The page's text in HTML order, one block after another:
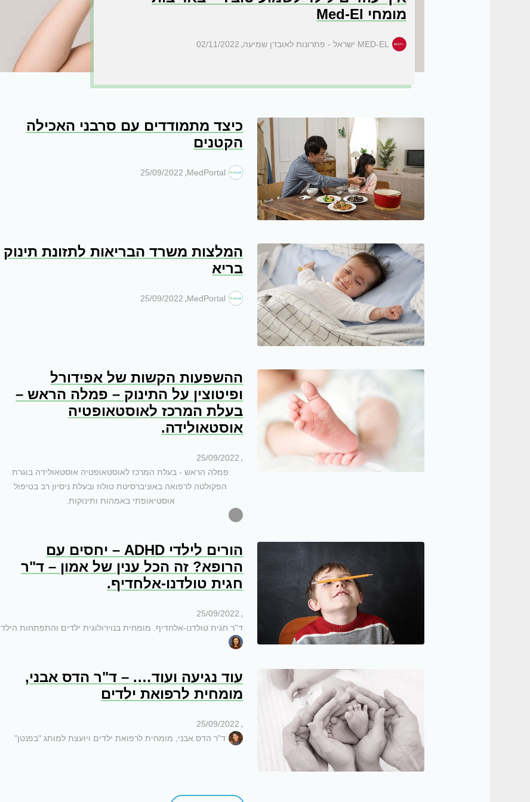
מומחי Med-El
02/11/2022 , MED-EL ישראל - פתרונות לאובדן שמיעה
כיצד מתמודדים עם סרבני האכילה
הקטנים
25/09/2022 ,MedPortal
המלצות משרד הבריאות לתזונת תינוק
בריא
25/09/2022 ,MedPortal
ההשפעות הקשות של אפידורל
ופיטוצין על התינוק – פמלה הראש –
בעלת המרכז לאוסטאופטיה
אוסטאולידה.
25/09/2022 ,
פמלה הראש - בעלת המרכז לאוסטאופטיה אוסטאולידה בוגרת
הפקולטה לרפואה באוניברסיטת טולוז ובעלת ניסיון רב בטיפול
אוסטיאופתי באמהות ותינוקות.
הורים לילדי ADHD – יחסים עם
הרופא? זה הכל ענין של אמון – ד"ר
חגית טולדנו-אלחדיף.
25/09/2022 ,
ד''ר חגית טולדנו-אלחדיף. מומחית בנוירולוגית ילדים והתפתחות הילד
עוד נגיעה ועוד…. – ד"ר הדס אבני,
מומחית לרפואת ילדים
25/09/2022 ,
ד"ר הדס אבני, מומחית לרפואת ילדים ויועצת למותג "בפנטן"